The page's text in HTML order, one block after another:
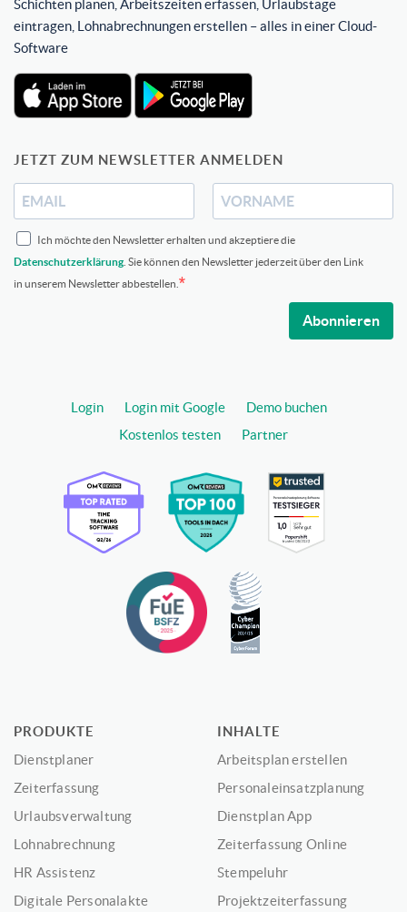
Schichten planen, Arbeitszeiten erfassen, Urlaubstage
eintragen, Lohnabrechnungen erstellen – alles in einer Cloud-
Software
JETZT ZUM NEWSLETTER ANMELDEN
Ich möchte den Newsletter erhalten und akzeptiere die
Datenschutzerklärung . Sie können den Newsletter jederzeit über den Link
in unserem Newsletter abbestellen.
Abonnieren
Login Login mit Google
Demo buchen
Kostenlos testen
Partner
PRODUKTE
Dienstplaner
Zeiterfassung
Urlaubsverwaltung
Lohnabrechnung
HR Assistenz
Digitale Personalakte
INHALTE
Arbeitsplan erstellen
Personaleinsatzplanung
Dienstplan App
Zeiterfassung Online
Stempeluhr
Projektzeiterfassung